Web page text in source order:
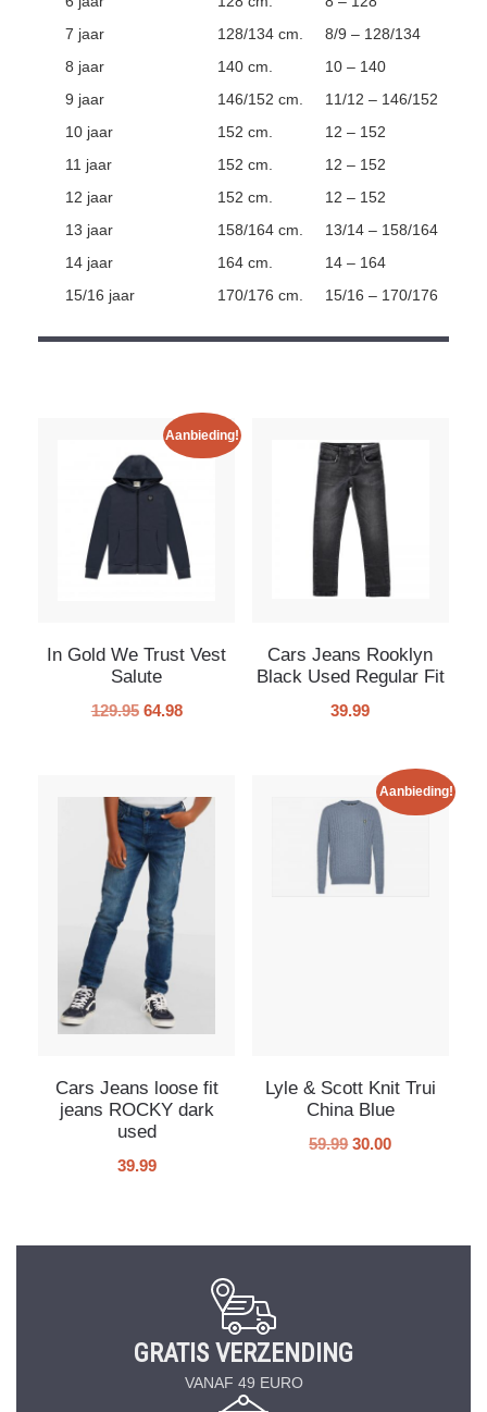
7 jaar
128/134 cm.
8/9 – 128/134
8 jaar
140 cm.
10 – 140
9 jaar
146/152 cm.
11/12 – 146/152
10 jaar
152 cm.
12 – 152
11 jaar
152 cm.
12 – 152
12 jaar
152 cm.
12 – 152
13 jaar
158/164 cm.
13/14 – 158/164
14 jaar
164 cm.
14 – 164
15/16 jaar
170/176 cm. 15/16 – 170/176
Aanbieding!
In Gold We Trust Vest
Salute
129.95 64.98
Cars Jeans Rooklyn
Black Used Regular Fit
39.99
Cars Jeans loose fit
jeans ROCKY dark
used
39.99
Aanbieding!
Lyle & Scott Knit Trui
China Blue
59.99 30.00
GRATIS VERZENDING
VANAF 49 EURO